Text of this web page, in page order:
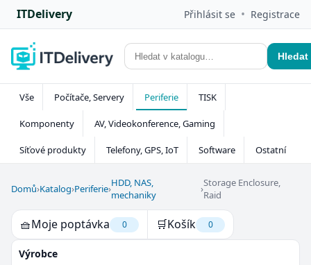
ITDelivery Přihlásit se • Registrace
Hledat
Vše Počítače, Servery Periferie TISK
Komponenty AV, Videokonference, Gaming
Síťové produkty Telefony, GPS, IoT Software Ostatní
Domů›Katalog›Periferie›HDD, NAS,
mechaniky
›Storage Enclosure,
Raid
🧺Moje poptávka 0 🛒Košík 0
Výrobce